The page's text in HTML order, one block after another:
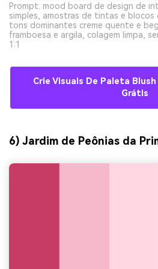
Prompt: mood board de design de
simples, amostras de tintas e
tons dominantes creme quente e
framboesa e argila, colagem limpa,
1:1
Crie Visuais De Paleta
Grátis
6) Jardim de Peônias da